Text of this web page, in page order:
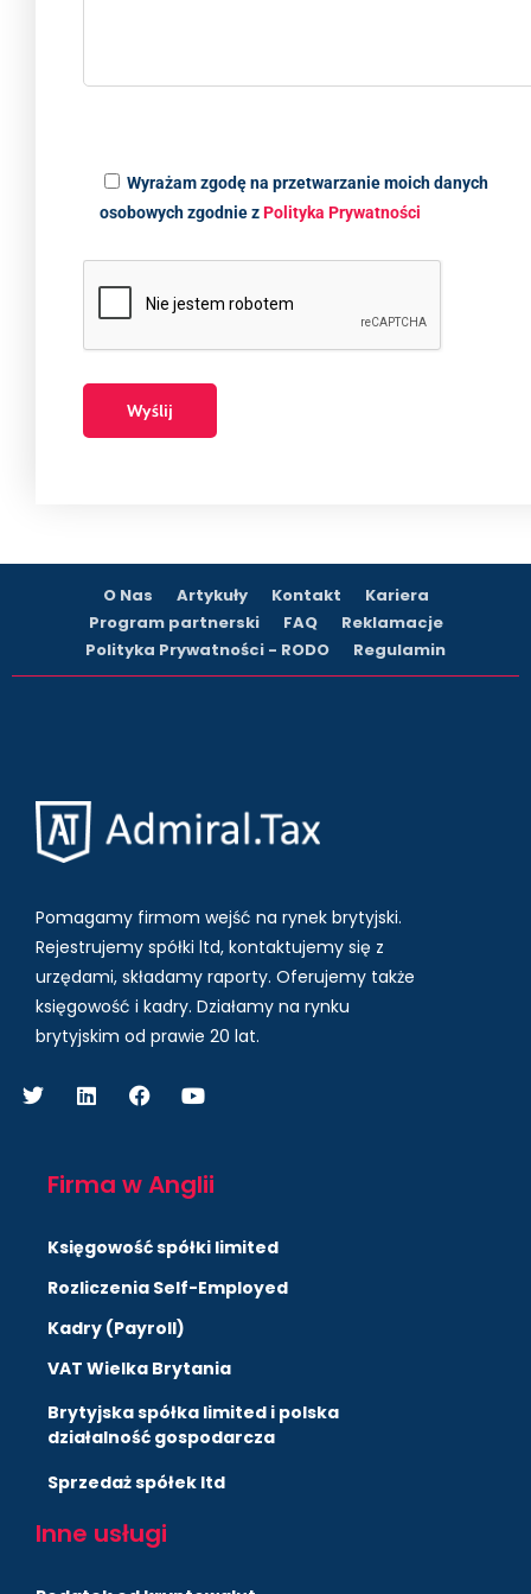
Wyrażam zgodę na przetwarzanie moich danych
osobowych zgodnie zPolityka Prywatności
O Nas Artykuły Kontakt
Kariera
Program partnerski
FAQ
Reklamacje
Polityka Prywatności - RODO
Regulamin
Pomagamy firmom wejść na rynek brytyjski.
Rejestrujemy spółki ltd, kontaktujemy się z
urzędami, składamy raporty. Oferujemy także
księgowość i kadry. Działamy na rynku
brytyjskim od prawie 20 lat.
Firma w Anglii
Księgowość spółki limited
Rozliczenia Self-Employed
Kadry (Payroll)
VAT Wielka Brytania
Brytyjska spółka limited i polska
działalność gospodarcza
Sprzedaż spółek ltd
Inne usługi